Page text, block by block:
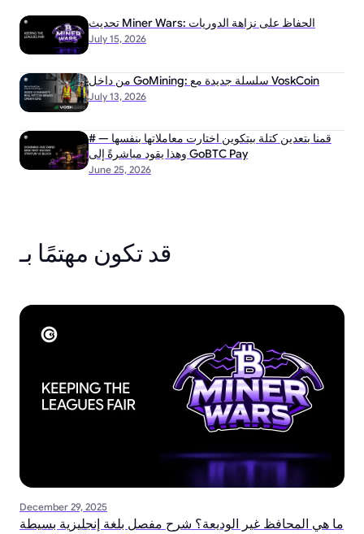
July 15, 2026
تحديث Miner Wars: الحفاظ على نزاهة الدوريات
July 13, 2026
من داخل GoMining: سلسلة جديدة مع VoskCoin
June 25, 2026
# قمنا بتعدين كتلة بيتكوين اختارت معاملاتها بنفسها —
وهذا يقود مباشرةً إلى GoBTC Pay
قد تكون مهتمًا بـ
December 29, 2025
ما هي المحافظ غير الوديعة؟ شرح مفصل بلغة إنجليزية بسيطة